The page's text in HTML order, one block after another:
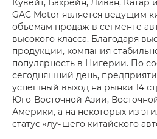
GAC Motor является ведущим
объемам продаж в сегменте
высокого класса. Благодаря
продукции, компания
популярность в Нигерии. По
сегодняшний день,
успешный выход на рынки 14
Юго-Восточной Азии,
Америки, а на некоторых из
статус «лучшего китайского